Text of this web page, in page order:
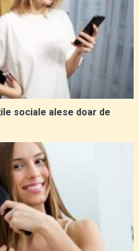
sociale alese doar de